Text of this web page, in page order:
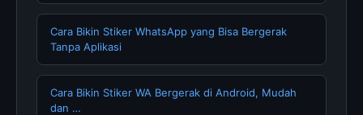
Cara Bikin Stiker WhatsApp yang Bisa Bergerak
Tanpa Aplikasi
Cara Bikin Stiker WA Bergerak di Android, Mudah
dan …